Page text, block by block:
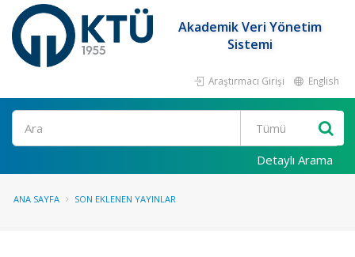
Akademik Veri Yönetim
Sistemi
Araştırmacı Girişi English
Ara
Detaylı Arama
ANA SAYFA SON EKLENEN YAYINLAR